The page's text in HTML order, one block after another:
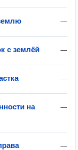
—
—
с землёй
—
—
на
—